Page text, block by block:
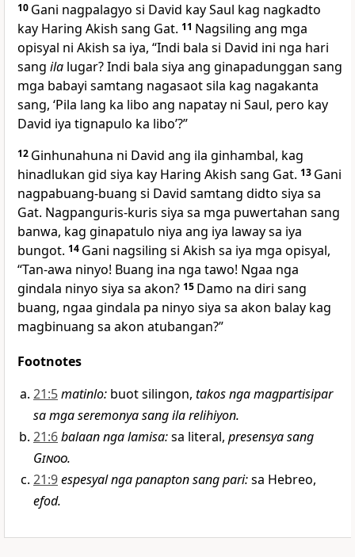
10 Gani nagpalagyo si David kay Saul kag nagkadto
kay Haring Akish sang Gat. 11 Nagsiling ang mga
opisyal ni Akish sa iya, “Indi bala si David ini nga hari
sang ila lugar? Indi bala siya ang ginapadunggan sang
mga babayi samtang nagasaot sila kag nagakanta
sang, ‘Pila lang ka libo ang napatay ni Saul, pero kay
David iya tignapulo ka libo’?”
12 Ginhunahuna ni David ang ila ginhambal, kag
hinadlukan gid siya kay Haring Akish sang Gat. 13 Gani
nagpabuang-buang si David samtang didto siya sa
Gat. Nagpanguris-kuris siya sa mga puwertahan sang
banwa, kag ginapatulo niya ang iya laway sa iya
bungot. 14 Gani nagsiling si Akish sa iya mga opisyal,
“Tan-awa ninyo! Buang ina nga tawo! Ngaa nga
gindala ninyo siya sa akon? 15 Damo na diri sang
buang, ngaa gindala pa ninyo siya sa akon balay kag
magbinuang sa akon atubangan?”
Footnotes
21:5matinlo: buot silingon, takos nga magpartisipar
sa mga seremonya sang ila relihiyon.
21:6balaan nga lamisa:sa literal, presensya sang
Ginoo.
21:9espesyal nga panapton sang pari:sa Hebreo,
efod.